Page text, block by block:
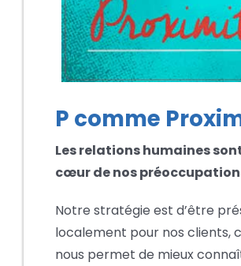
P comme
Les relations humaines
cœur de nos
Notre stratégie est d’être
localement pour nos clients,
nous permet de mieux